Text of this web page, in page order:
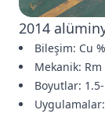
2014
Bileşim: Cu
Mekanik: Rm
Boyutlar: